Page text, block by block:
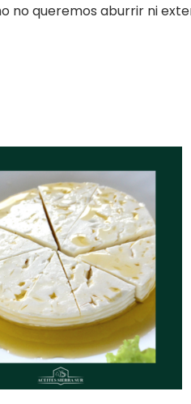
no queremos aburrir ni